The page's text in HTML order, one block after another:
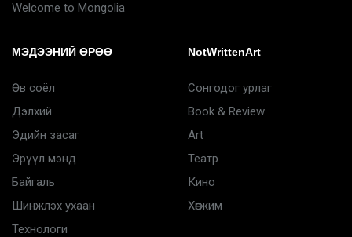
Welcome to Mongolia
МЭДЭЭНИЙ ӨРӨӨ
Өв соёл
Дэлхий
Эдийн засаг
Эрүүл мэнд
Байгаль
Шинжлэх ухаан
Технологи
NotWrittenArt
Сонгодог урлаг
Book & Review
Art
Театр
Кино
Хөгжим